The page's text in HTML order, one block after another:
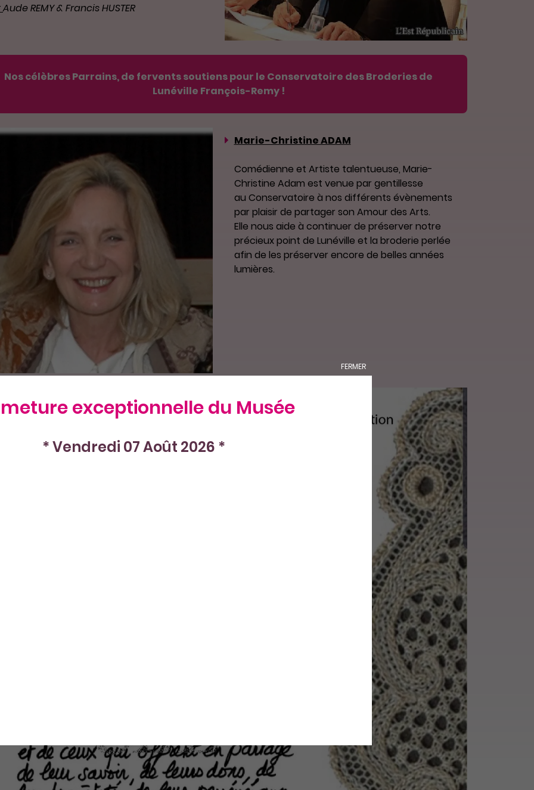
FERMER
exceptionnelle du Musée
* Vendredi 07 Août 2026 *
Aude REMY & Francis HUSTER
Nos célèbres Parrains, de fervents soutiens pour le Conservatoire des Broderies de
Lunéville François-Remy !
Marie-Christine ADAM
Comédienne et Artiste talentueuse, Marie-
Christine Adam est venue par gentillesse
au Conservatoire à nos différents évènements
par plaisir de partager son Amour des Arts.
Elle nous aide à continuer de préserver notre
précieux point de Lunéville et la broderie perlée
afin de les préserver encore de belles années
lumières.